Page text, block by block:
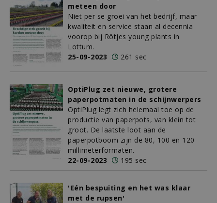
meteen door
Niet per se groei van het bedrijf, maar
kwaliteit en service staan al decennia
voorop bij Rötjes young plants in
Lottum.
25-09-2023
261 sec
OptiPlug zet nieuwe, grotere
paperpotmaten in de schijnwerpers
OptiPlug legt zich helemaal toe op de
productie van paperpots, van klein tot
groot. De laatste loot aan de
paperpotboom zijn de 80, 100 en 120
millimeterformaten.
22-09-2023
195 sec
'Eén bespuiting en het was klaar
met de rupsen'